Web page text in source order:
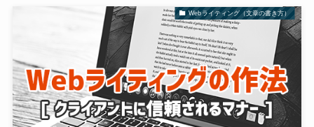
Webライティング（文章の書き方）